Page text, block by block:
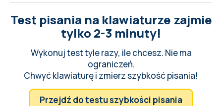
Test pisania na klawiaturze zajmie
tylko 2-3 minuty!
Wykonuj test tyle razy, ile chcesz. Nie ma
ograniczeń.
Chwyć klawiaturę i zmierz szybkość pisania!
Przejdź do testu szybkości pisania